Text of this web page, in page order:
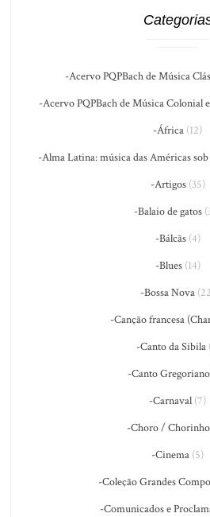
-Acervo PQPBach de Música
-Acervo PQPBach de Música Colonial
-África (12)
-Alma Latina: música das Américas
-Artigos(35)
-Balaio de gatos
-Bálcãs(4)
-Blues(14)
-Bossa Nova
-Canção francesa
-Canto da Sibila
-Canto Gregoriano
-Carnaval (7)
-Choro / Chorinho
-Cinema (5)
-Coleção Grandes
-Comunicados e